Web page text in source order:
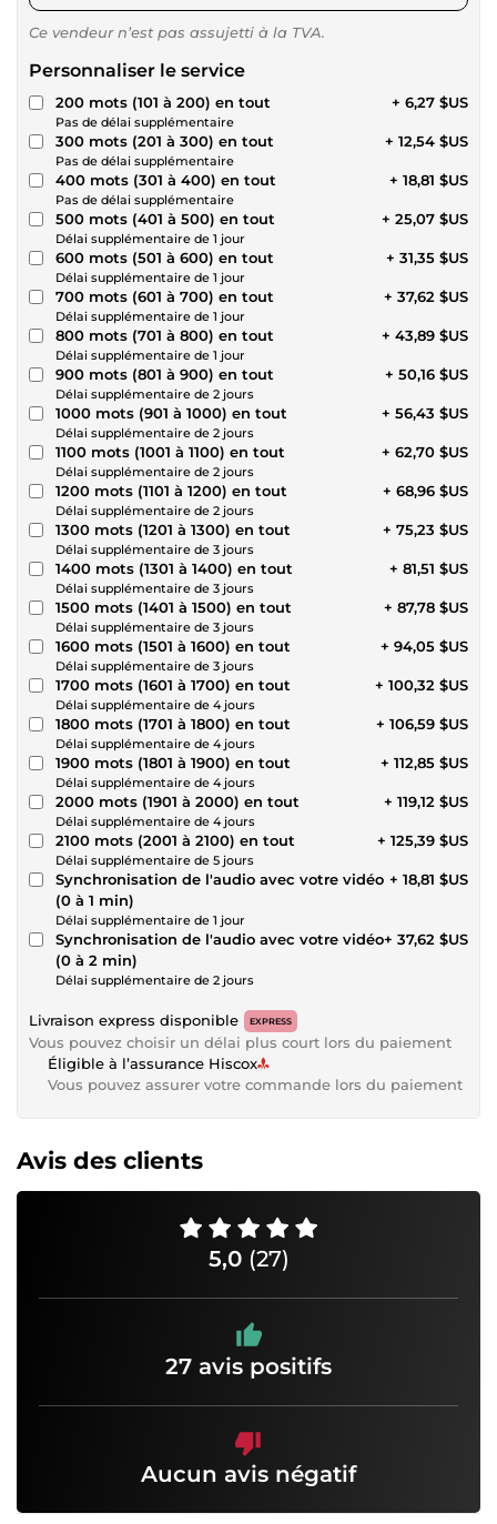
Ce vendeur n’est pas assujetti à la TVA.
Personnaliser le service
200 mots (101 à 200) en tout
Pas de délai supplémentaire
+ 6,27 $US
300 mots (201 à 300) en tout
Pas de délai supplémentaire
+ 12,54 $US
400 mots (301 à 400) en tout
Pas de délai supplémentaire
+ 18,81 $US
500 mots (401 à 500) en tout
Délai supplémentaire de 1 jour
+ 25,07 $US
600 mots (501 à 600) en tout
Délai supplémentaire de 1 jour
+ 31,35 $US
700 mots (601 à 700) en tout
Délai supplémentaire de 1 jour
+ 37,62 $US
800 mots (701 à 800) en tout
Délai supplémentaire de 1 jour
+ 43,89 $US
900 mots (801 à 900) en tout
Délai supplémentaire de 2 jours
+ 50,16 $US
1000 mots (901 à 1000) en tout
Délai supplémentaire de 2 jours
+ 56,43 $US
1100 mots (1001 à 1100) en tout
Délai supplémentaire de 2 jours
+ 62,70 $US
1200 mots (1101 à 1200) en tout
Délai supplémentaire de 2 jours
+ 68,96 $US
1300 mots (1201 à 1300) en tout
Délai supplémentaire de 3 jours
+ 75,23 $US
1400 mots (1301 à 1400) en tout
Délai supplémentaire de 3 jours
+ 81,51 $US
1500 mots (1401 à 1500) en tout
Délai supplémentaire de 3 jours
+ 87,78 $US
1600 mots (1501 à 1600) en tout
Délai supplémentaire de 3 jours
+ 94,05 $US
1700 mots (1601 à 1700) en tout
Délai supplémentaire de 4 jours
+ 100,32 $US
1800 mots (1701 à 1800) en tout
Délai supplémentaire de 4 jours
+ 106,59 $US
1900 mots (1801 à 1900) en tout
Délai supplémentaire de 4 jours
+ 112,85 $US
2000 mots (1901 à 2000) en tout
Délai supplémentaire de 4 jours
+ 119,12 $US
2100 mots (2001 à 2100) en tout
Délai supplémentaire de 5 jours
+ 125,39 $US
Synchronisation de l'audio avec votre vidéo
(0 à 1 min)
Délai supplémentaire de 1 jour
+ 18,81 $US
Synchronisation de l'audio avec votre vidéo
(0 à 2 min)
Délai supplémentaire de 2 jours
+ 37,62 $US
Livraison express disponible EXPRESS
Vous pouvez choisir un délai plus court lors du paiement
Éligible à l’assurance Hiscox
Vous pouvez assurer votre commande lors du paiement
Avis des clients
5,0 (27)
27 avis positifs
Aucun avis négatif